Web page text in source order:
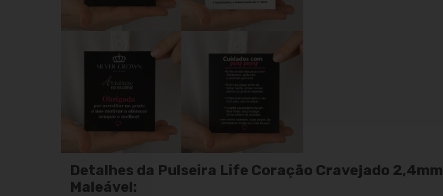
Detalhes da Pulseira Life Coração Cravejado 2,4mm
Maleável: